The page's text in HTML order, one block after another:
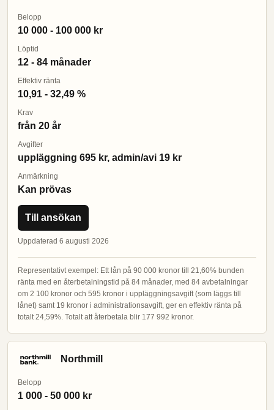
Belopp
10 000 - 100 000 kr
Löptid
12 - 84 månader
Effektiv ränta
10,91 - 32,49 %
Krav
från 20 år
Avgifter
uppläggning 695 kr, admin/avi 19 kr
Anmärkning
Kan prövas
Till ansökan
Uppdaterad 6 augusti 2026
Representativt exempel: Ett lån på 90 000 kronor till 21,60% bunden
ränta med en återbetalningstid på 84 månader, med 84 avbetalningar
om 2 100 kronor och 595 kronor i uppläggningsavgift (som läggs till
lånet) samt 19 kronor i administrationsavgift, ger en effektiv ränta på
totalt 24,59%. Totalt att återbetala blir 177 992 kronor.
Northmill
Belopp
1 000 - 50 000 kr